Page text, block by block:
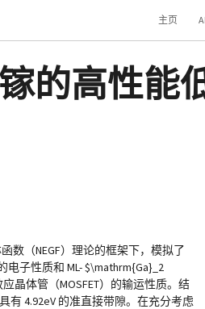
主页
的高性能
数（NEGF）理论的框架下，模拟了
电子性质和 ML- $\mathrm{Ga}_2
晶体管（MOSFET）的输运性质。结
有 4.92eV 的准直接带隙。在充分考虑